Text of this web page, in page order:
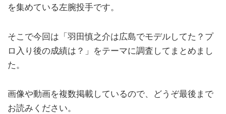
を集めている左腕投手です。
そこで今回は「羽田慎之介は広島でモデルしてた？プ
ロ入り後の成績は？」をテーマに調査してまとめまし
た。
画像や動画を複数掲載しているので、どうぞ最後まで
お読みください。